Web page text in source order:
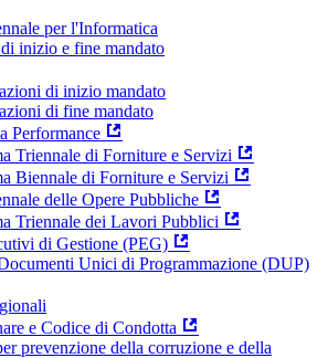
per l'Informatica
inizio e fine mandato
di inizio mandato
di fine mandato
Performance
Triennale di Forniture e Servizi
Biennale di Forniture e Servizi
delle Opere Pubbliche
Triennale dei Lavori Pubblici
di Gestione (PEG)
Unici di Programmazione (DUP)
e Codice di Condotta
prevenzione della corruzione e della